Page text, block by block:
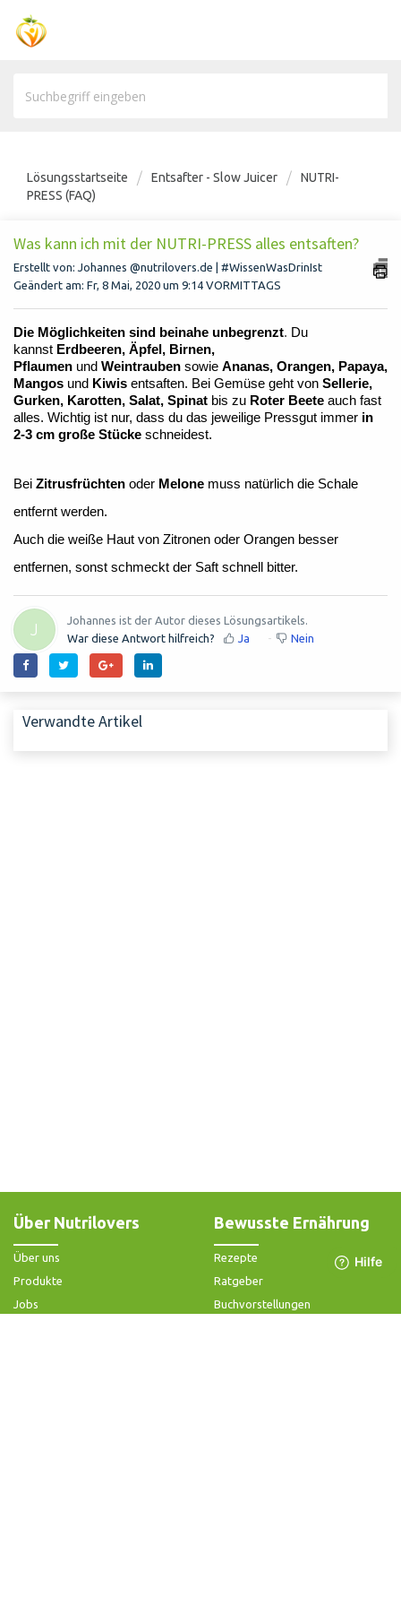
Lösungsstartseite Entsafter - Slow Juicer
NUTRI-
PRESS (FAQ)
Was kann ich mit der NUTRI-PRESS alles entsaften?
Erstellt von: Johannes @nutrilovers.de | #WissenWasDrinIst
Geändert am: Fr, 8 Mai, 2020 um 9:14 VORMITTAGS
Die Möglichkeiten sind beinahe unbegrenzt. Du
kannst Erdbeeren, Äpfel, Birnen,
Pflaumen und Weintrauben sowie Ananas, Orangen, Papaya,
Mangos und Kiwis entsaften. Bei Gemüse geht von Sellerie,
Gurken, Karotten, Salat, Spinat bis zu Roter Beete auch fast
alles. Wichtig ist nur, dass du das jeweilige Pressgut immer in
2-3 cm große Stücke schneidest.
Bei Zitrusfrüchten oder Melone muss natürlich die Schale
entfernt werden.
Auch die weiße Haut von Zitronen oder Orangen besser
entfernen, sonst schmeckt der Saft schnell bitter.
J
Johannes ist der Autor dieses Lösungsartikels.
War diese Antwort hilfreich?
Ja Nein
Verwandte Artikel
Über Nutrilovers
Über uns
Produkte
Jobs
Bewusste Ernährung
Rezepte
Ratgeber
Buchvorstellungen